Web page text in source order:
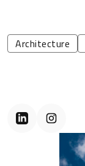
Architecture